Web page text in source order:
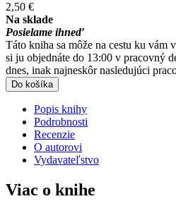
2,50 €
Na sklade
Posielame ihneď
Táto kniha sa môže na cestu ku
si ju objednáte do 13:00 v pracovný
dnes, inak najneskôr nasledujúci
Do košíka
Popis knihy
Podrobnosti
Recenzie
O autorovi
Vydavateľstvo
Viac o knihe